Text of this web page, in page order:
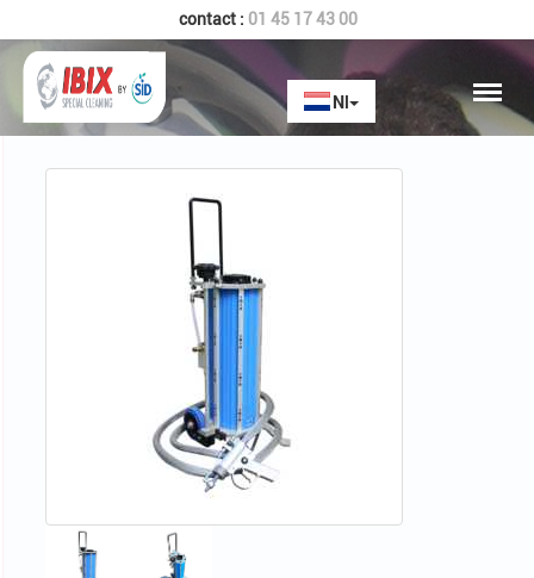
contact : 01 45 17 43 00
Home